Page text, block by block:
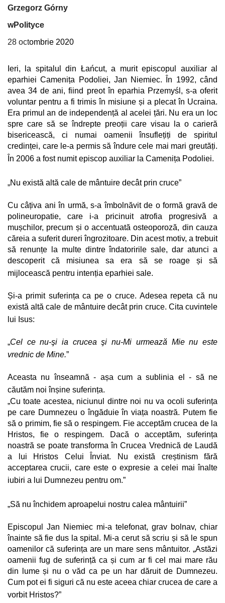
Grzegorz Górny
wPolityce
28 octombrie 2020
Ieri, la spitalul din Łańcut, a murit episcopul auxiliar al
eparhiei Camenița Podoliei, Jan Niemiec. În 1992, când
avea 34 de ani, fiind preot în eparhia Przemyśl, s-a oferit
voluntar pentru a fi trimis în misiune și a plecat în Ucraina.
Era primul an de independență al acelei țări. Nu era un loc
spre care să se îndrepte preoții care visau la o carieră
bisericească, ci numai oamenii însuflețiți de spiritul
credinței, care le-a permis să îndure cele mai mari greutăți.
În 2006 a fost numit episcop auxiliar la Camenița Podoliei.
„Nu există altă cale de mântuire decât prin cruce”
Cu câțiva ani în urmă, s-a îmbolnăvit de o formă gravă de
polineuropatie, care i-a pricinuit atrofia progresivă a
mușchilor, precum și o accentuată osteoporoză, din cauza
căreia a suferit dureri îngrozitoare. Din acest motiv, a trebuit
să renunțe la multe dintre îndatoririle sale, dar atunci a
descoperit că misiunea sa era să se roage și să
mijlocească pentru intenția eparhiei sale.
Și-a primit suferința ca pe o cruce. Adesea repeta că nu
există altă cale de mântuire decât prin cruce. Cita cuvintele
lui Isus:
„Cel ce nu-şi ia crucea şi nu-Mi urmează Mie nu este
vrednic de Mine.”
Aceasta nu înseamnă - așa cum a sublinia el - să ne
căutăm noi înșine suferința.
„Cu toate acestea, niciunul dintre noi nu va ocoli suferința
pe care Dumnezeu o îngăduie în viața noastră. Putem fie
să o primim, fie să o respingem. Fie acceptăm crucea de la
Hristos, fie o respingem. Dacă o acceptăm, suferința
noastră se poate transforma în Crucea Vrednică de Laudă
a lui Hristos Celui Înviat. Nu există creștinism fără
acceptarea crucii, care este o expresie a celei mai înalte
iubiri a lui Dumnezeu pentru om.”
„Să nu închidem aproapelui nostru calea mântuirii”
Episcopul Jan Niemiec mi-a telefonat, grav bolnav, chiar
înainte să fie dus la spital. Mi-a cerut să scriu și să le spun
oamenilor că suferința are un mare sens mântuitor. „Astăzi
oamenii fug de suferință ca și cum ar fi cel mai mare rău
din lume și nu o văd ca pe un har dăruit de Dumnezeu.
Cum pot ei fi siguri că nu este aceea chiar crucea de care a
vorbit Hristos?”